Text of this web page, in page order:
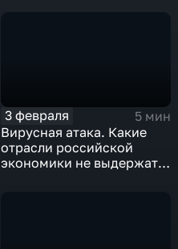
3 февраля
5 мин
Вирусная атака. Какие
отрасли российской
экономики не выдержат